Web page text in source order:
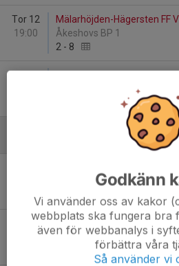
Tor 12
19:00
Mälarhöjden-Hägersten FF
Åkeshovs BP 1
2 - 8
Stockhagens IP 1
5
Sön 24
Karlbergs BK - Sollentuna
Stadshagens IP 2
Godkänn
Vi använder oss av kakor
webbplats ska fungera bra
även för webbanalys i
förbättra våra
Så använder vi